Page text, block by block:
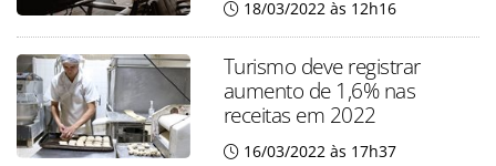
18/03/2022 às 12h16
Turismo deve registrar
aumento de 1,6% nas
receitas em 2022
16/03/2022 às 17h37